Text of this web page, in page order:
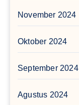
November 2024
Oktober 2024
September 2024
Agustus 2024